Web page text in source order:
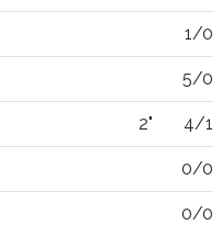
1/0
5/0
2" 4/1
0/0
0/0